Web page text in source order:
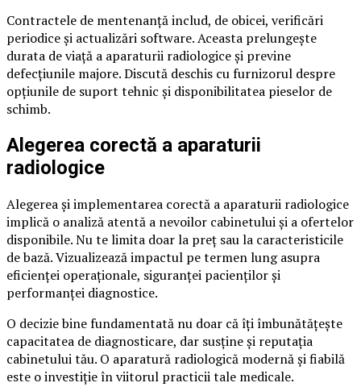
Contractele de mentenanță includ, de obicei, verificări
periodice și actualizări software. Aceasta prelungește
durata de viață a aparaturii radiologice și previne
defecțiunile majore. Discută deschis cu furnizorul despre
opțiunile de suport tehnic și disponibilitatea pieselor de
schimb.
Alegerea corectă a aparaturii
radiologice
Alegerea și implementarea corectă a aparaturii radiologice
implică o analiză atentă a nevoilor cabinetului și a ofertelor
disponibile. Nu te limita doar la preț sau la caracteristicile
de bază. Vizualizează impactul pe termen lung asupra
eficienței operaționale, siguranței pacienților și
performanței diagnostice.
O decizie bine fundamentată nu doar că îți îmbunătățește
capacitatea de diagnosticare, dar susține și reputația
cabinetului tău. O aparatură radiologică modernă și fiabilă
este o investiție în viitorul practicii tale medicale.